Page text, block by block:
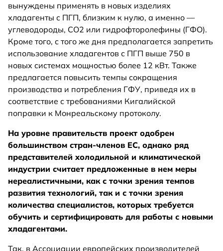
вынуждены применять в новых изделиях
хладагенты с ПГП, близким к нулю, а именно —
углеводороды, CO2 или гидрофторолефины (ГФО).
Кроме того, с того же дня предполагается запретить
использование хладагентов с ПГП выше 750 в
новых системах мощностью более 12 кВт. Также
предлагается повысить темпы сокращения
производства и потребления ГФУ, приведя их в
соответствие с требованиями Кигалийской
поправки к Монреальскому протоколу.
На уровне правительств проект одобрен
большинством стран-членов ЕС, однако ряд
представителей холодильной и климатической
индустрии считает предложенные в нем меры
нереалистичными, как с точки зрения темпов
развития технологий, так и с точки зрения
количества специалистов, которых требуется
обучить и сертифицировать для работы с новыми
хладагентами.
Так, в Ассоциации европейских производителей